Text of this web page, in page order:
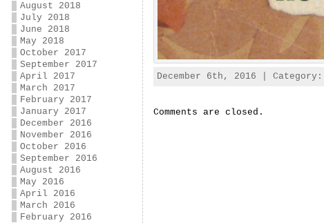
August 2018
July 2018
June 2018
May 2018
October 2017
September 2017
April 2017
March 2017
February 2017
January 2017
December 2016
November 2016
October 2016
September 2016
August 2016
May 2016
April 2016
March 2016
February 2016
December 6th, 2016 | Category:
Comments are closed.